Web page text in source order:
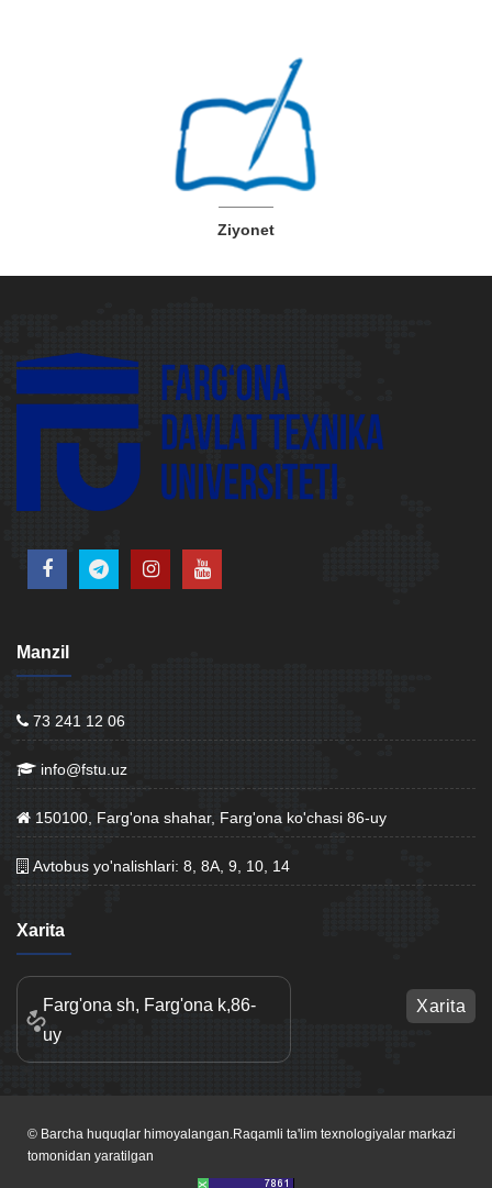
Ziyonet
Manzil
73 241 12 06
info@fstu.uz
150100, Farg'ona shahar, Farg'ona ko'chasi 86-uy
Avtobus yo'nalishlari: 8, 8A, 9, 10, 14
Xarita
Farg'ona sh, Farg'ona k,86-
uy
Xarita
© Barcha huquqlar himoyalangan.Raqamli ta'lim texnologiyalar markazi
tomonidan yaratilgan